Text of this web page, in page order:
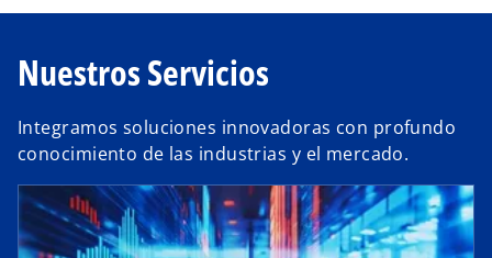
Nuestros Servicios
Integramos soluciones innovadoras con profundo
conocimiento de las industrias y el mercado.